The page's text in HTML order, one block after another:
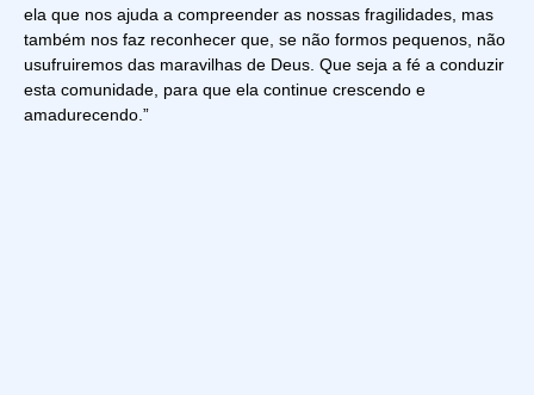
ela que nos ajuda a compreender as nossas fragilidades, mas
também nos faz reconhecer que, se não formos pequenos, não
usufruiremos das maravilhas de Deus. Que seja a fé a conduzir
esta comunidade, para que ela continue crescendo e
amadurecendo.”